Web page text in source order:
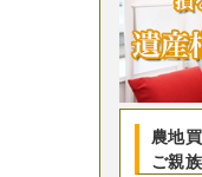
農地
ご親